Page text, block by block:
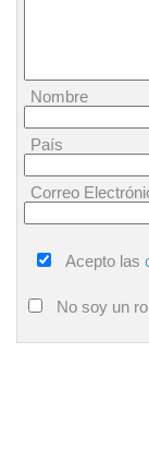
Nombre
País
Correo
Acepto las
No soy un